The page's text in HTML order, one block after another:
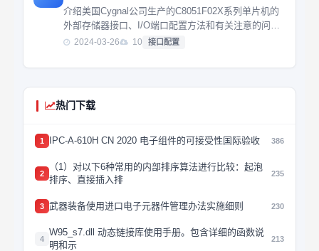
介绍美国Cygnal公司生产的C8051F02X系列单片机的
外部存储器接口、I/O端口配置方法和有关注意的问
题； 在此基础上列举两个关于EMIF、I/O 的配置应
2024-03-26 10 接口配置
热门下载
1 IPC-A-610H CN 2020 电子组件的可接受性国际验收 386
2
（1）对以下6种常用的内部排序算法进行比较：起泡
排序、直接插入排
235
3 武器装备使用进口电子元器件管理办法实施细则 230
4
W95_s7.dll 动态链接库使用手册。包含详细的函数说
明和示
213